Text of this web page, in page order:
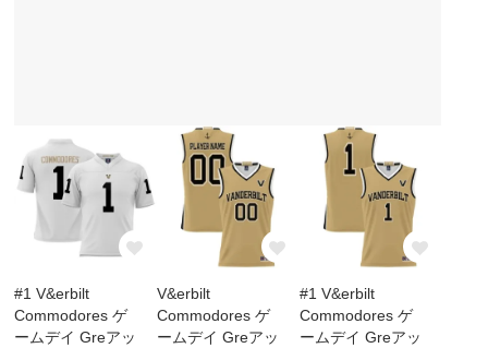
#1 V&erbilt
Commodores ゲ
ームデイ Greアッ
V&erbilt
Commodores ゲ
ームデイ Greアッ
#1 V&erbilt
Commodores ゲ
ームデイ Greアッ